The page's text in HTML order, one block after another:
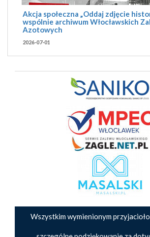
Akcja społeczna „Oddaj zdjęcie
wspólnie archiwum Włocławskich
Azotowych
2026-07-01
Wszystkim wymienionym